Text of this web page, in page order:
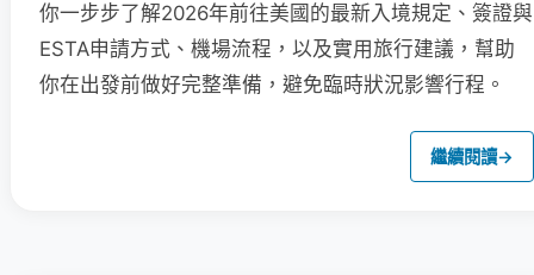
你一步步了解2026年前往美國的最新入境規定、簽證與
ESTA申請方式、機場流程，以及實用旅行建議，幫助
你在出發前做好完整準備，避免臨時狀況影響行程。
繼續閱讀→